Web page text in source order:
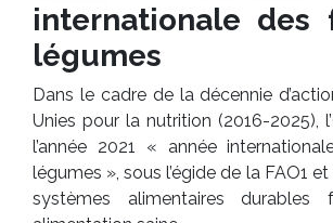
internationale des
légumes
Dans le cadre de la décennie
Unies pour la nutrition (2016-2025),
l’année 2021 « année
légumes », sous l’égide de la FAO1 et
systèmes alimentaires durables